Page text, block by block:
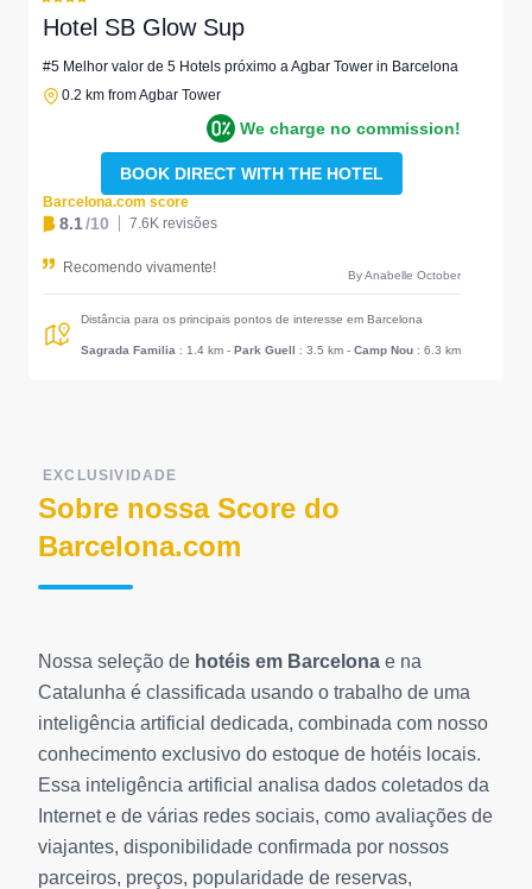
Hotel SB Glow Sup
#5 Melhor valor de 5 Hotels próximo a Agbar Tower in Barcelona
0.2 km from Agbar Tower
We charge no commission!
BOOK DIRECT WITH THE HOTEL
Barcelona.com score
8.1/10 7.6K revisões
Recomendo vivamente! By Anabelle October
Distância para os principais pontos de interesse em Barcelona
Sagrada Familia : 1.4 km - Park Guell : 3.5 km - Camp Nou : 6.3 km
EXCLUSIVIDADE
Sobre nossa Score do
Barcelona.com
Nossa seleção de hotéis em Barcelona e na
Catalunha é classificada usando o trabalho de uma
inteligência artificial dedicada, combinada com nosso
conhecimento exclusivo do estoque de hotéis locais.
Essa inteligência artificial analisa dados coletados da
Internet e de várias redes sociais, como avaliações de
viajantes, disponibilidade confirmada por nossos
parceiros, preços, popularidade de reservas,